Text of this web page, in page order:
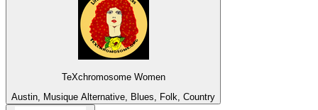
TeXchromosome Women
Austin, Musique Alternative, Blues, Folk, Country